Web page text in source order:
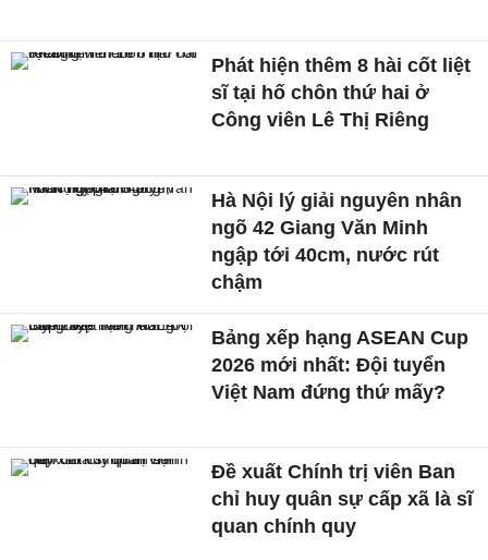
Phát hiện thêm 8 hài cốt liệt
sĩ tại hố chôn thứ hai ở
Công viên Lê Thị Riêng
Hà Nội lý giải nguyên nhân
ngõ 42 Giang Văn Minh
ngập tới 40cm, nước rút
chậm
Bảng xếp hạng ASEAN Cup
2026 mới nhất: Đội tuyển
Việt Nam đứng thứ mấy?
Đề xuất Chính trị viên Ban
chỉ huy quân sự cấp xã là sĩ
quan chính quy